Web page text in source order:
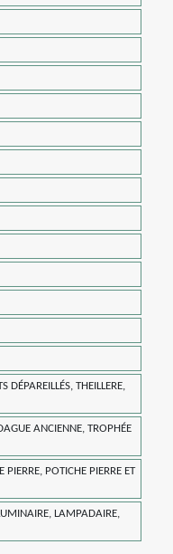
DÉPAREILLÉS, THEILLERE,
ANCIENNE, TROPHÉE
POTICHE PIERRE ET
LAMPADAIRE,